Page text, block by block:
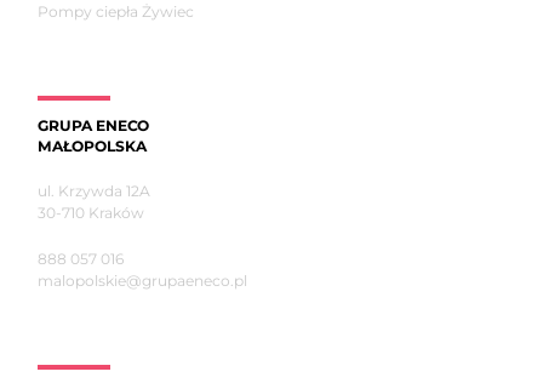
Pompy ciepła Żywiec
GRUPA ENECO
MAŁOPOLSKA
ul. Krzywda 12A
30-710 Kraków
888 057 016
malopolskie@grupaeneco.pl